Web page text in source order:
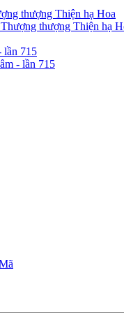
thượng Thiện hạ
- lần 715